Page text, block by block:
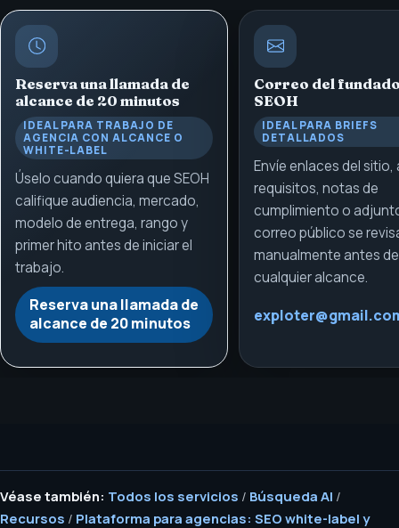
Reserva una llamada de
alcance de 20 minutos
IDEAL PARA TRABAJO DE
AGENCIA CON ALCANCE O
WHITE-LABEL
Úselo cuando quiera que SEOH
califique audiencia, mercado,
modelo de entrega, rango y
primer hito antes de iniciar el
trabajo.
Reserva una llamada de
alcance de 20 minutos
Correo del
SEOH
IDEAL PARA BRIEFS
DETALLADOS
Envíe enlaces del
requisitos, notas de
cumplimiento o
correo público se
manualmente antes
cualquier alcance.
Véase también: Todos los servicios / Búsqueda AI /
Recursos / Plataforma para agencias: SEO white-label y